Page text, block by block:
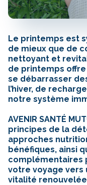
Le printemps est
de mieux que de
nettoyant et
de printemps
se débarrasser
l’hiver, de
notre système
AVENIR SANTÉ
principes de la
approches
bénéfiques, ainsi
complémentaires
votre voyage vers
vitalité